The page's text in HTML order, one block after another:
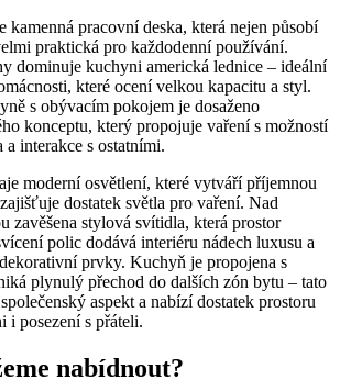
kamenná pracovní deska, která nejen působí
praktická pro každodenní používání.
dominuje kuchyni americká lednice – ideální
které ocení velkou kapacitu a styl.
s obývacím pokojem je dosaženo
konceptu, který propojuje vaření s možností
a interakce s ostatními.
moderní osvětlení, které vytváří příjemnou
dostatek světla pro vaření. Nad
zavěšena stylová svítidla, která prostor
polic dodává interiéru nádech luxusu a
prvky. Kuchyň je propojena s
plynulý přechod do dalších zón bytu – tato
aspekt a nabízí dostatek prostoru
i posezení s přáteli.
nabídnout?